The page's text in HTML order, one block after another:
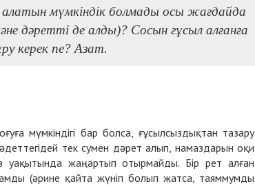
алатын мүмкіндік болмады осы жағдайда
дәретті де алды)? Сосын ғұсыл алғанға
керек пе? Азат.
мүмкіндігі бар болса, ғұсылсыздықтан тазару
тек сумен дәрет алып, намаздарын оқи
жаңартып отырмайды. Бір рет алған
(әрине қайта жүніп болып жатса, таяммумды